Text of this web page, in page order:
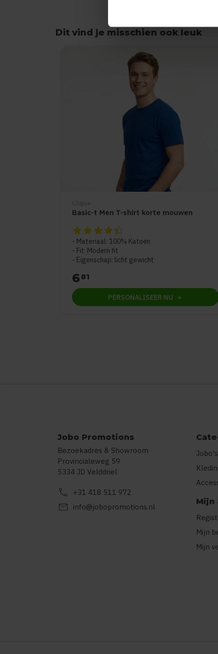
Dit vind je misschien ook leuk
Basic-t Men T-shirt korte mouwen
De beoordeling van dit product is
Materiaal: 100% Katoen
Fit: Modern fit
Eigenschap: licht gewicht
681
PERSONALISEER NU
Jobo Promotions
Bezoekadres & Showroom
Provincialeweg 59
5334 JD Velddriel
call +31 418 511 972
mail info@jobopromotions.nl
Mijn
Mijn
Mijn